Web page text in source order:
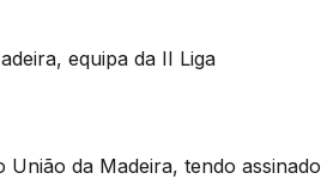
equipa da II Liga
da Madeira, tendo assinado